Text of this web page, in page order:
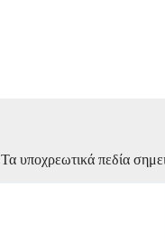
Τα υποχρεωτικά πεδία